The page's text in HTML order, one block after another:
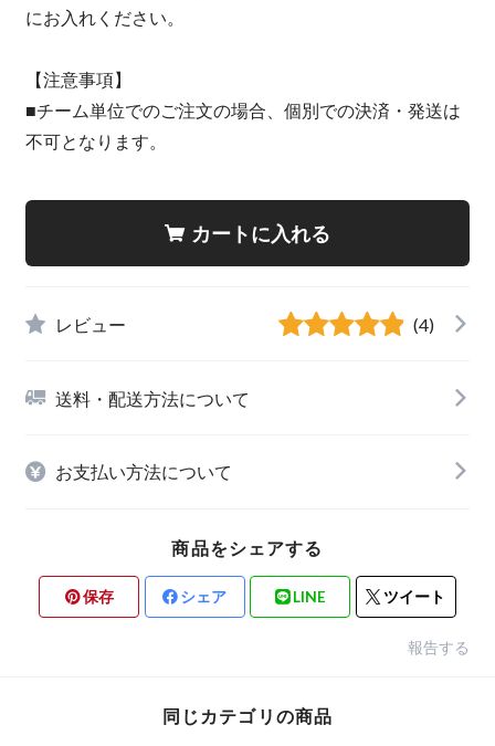
にお入れください。
【注意事項】
■チーム単位でのご注文の場合、個別での決済・発送は
不可となります。
カートに入れる
レビュー (4)
送料・配送方法について
お支払い方法について
商品をシェアする
保存 シェア LINE ツイート
報告する
同じカテゴリの商品